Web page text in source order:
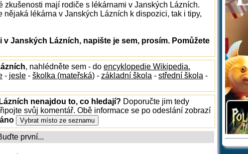
zkušenosti mají rodiče s lékárnami v Janských Lázních.
nějaká lékárna v Janských Lázních k dispozici, tak i tipy,
Janských Lázních, napište je sem, prosím. Pomůžete
, nahlédněte sem - do encyklopedie Wikipedia.
- jesle - školka (mateřská) - základní škola - střední škola -
nenajdou to, co hledají? Doporučte jim tedy
svůj komentář. Obě informace se po odeslání zobrazí
první...